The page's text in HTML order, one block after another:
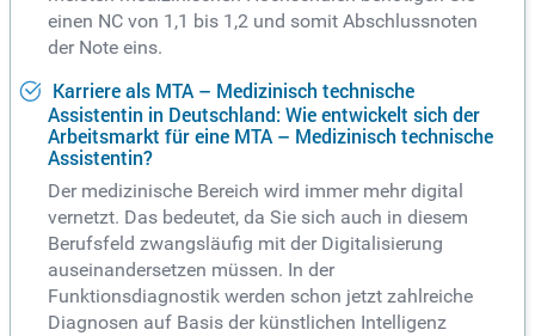
einen NC von 1,1 bis 1,2 und somit Abschlussnoten
der Note eins.
Karriere als MTA – Medizinisch technische
Assistentin in Deutschland: Wie entwickelt sich der
Arbeitsmarkt für eine MTA – Medizinisch technische
Assistentin?
Der medizinische Bereich wird immer mehr digital
vernetzt. Das bedeutet, da Sie sich auch in diesem
Berufsfeld zwangsläufig mit der Digitalisierung
auseinandersetzen müssen. In der
Funktionsdiagnostik werden schon jetzt zahlreiche
Diagnosen auf Basis der künstlichen Intelligenz